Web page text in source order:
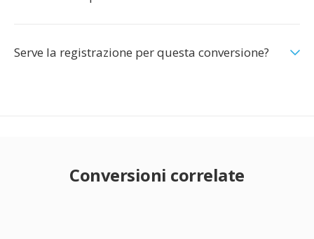
Serve la registrazione per questa conversione?
Conversioni correlate